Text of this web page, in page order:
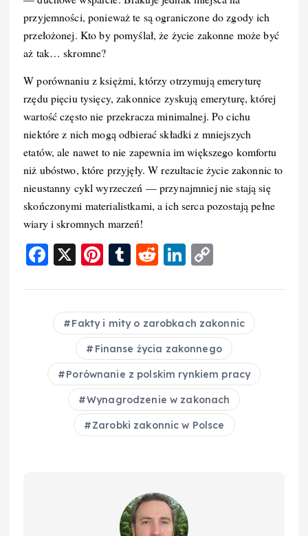
przyjemności, ponieważ te są ograniczone do zgody ich
przełożonej. Kto by pomyślał, że życie zakonne może być
aż tak… skromne?
W porównaniu z księżmi, którzy otrzymują emeryturę
rzędu pięciu tysięcy, zakonnice zyskują emeryturę, której
wartość często nie przekracza minimalnej. Po cichu
niektóre z nich mogą odbierać składki z mniejszych
etatów, ale nawet to nie zapewnia im większego komfortu
niż ubóstwo, które przyjęły. W rezultacie życie zakonnic to
nieustanny cykl wyrzeczeń — przynajmniej nie stają się
skończonymi materialistkami, a ich serca pozostają pełne
wiary i skromnych marzeń!
F
c
e
b
o
o
X
Pi
er
e
st
T
m
bl
r
R
d
di
t
Li
k
e
d
I
n
p
y
Li
n
k
Fakty i mity o zarobkach zakonnic
Finanse życia zakonnego
Porównanie z polskim rynkiem pracy
Wynagrodzenie w zakonach
Zarobki zakonnic w Polsce